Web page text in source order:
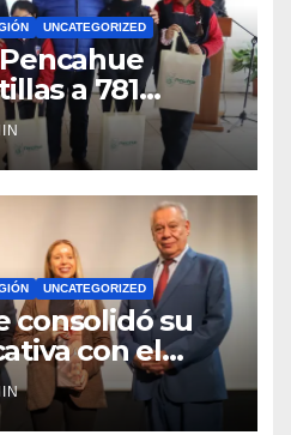
UNCATEGORIZED
a 781
recursos del
UNCATEGORIZED
consolidó su
con el
Brotes 2026